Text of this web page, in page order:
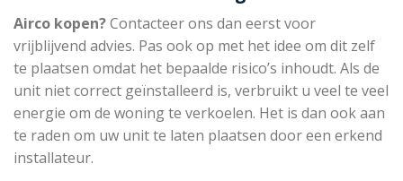
Airco kopen?Contacteer ons dan eerst voor
vrijblijvend advies. Pas ook op met het idee om dit zelf
te plaatsen omdat het bepaalde risico’s inhoudt. Als de
unit niet correct geïnstalleerd is, verbruikt u veel te veel
energie om de woning te verkoelen. Het is dan ook aan
te raden om uw unit te laten plaatsen door een erkend
installateur.